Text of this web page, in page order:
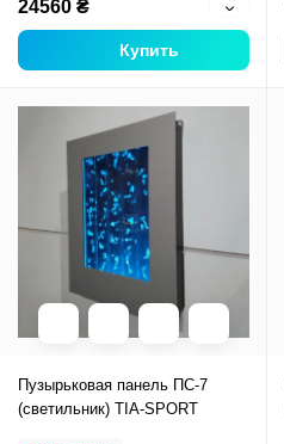
24560 ₴
Купить
Пузырьковая панель ПС-7
(светильник) TIA-SPORT